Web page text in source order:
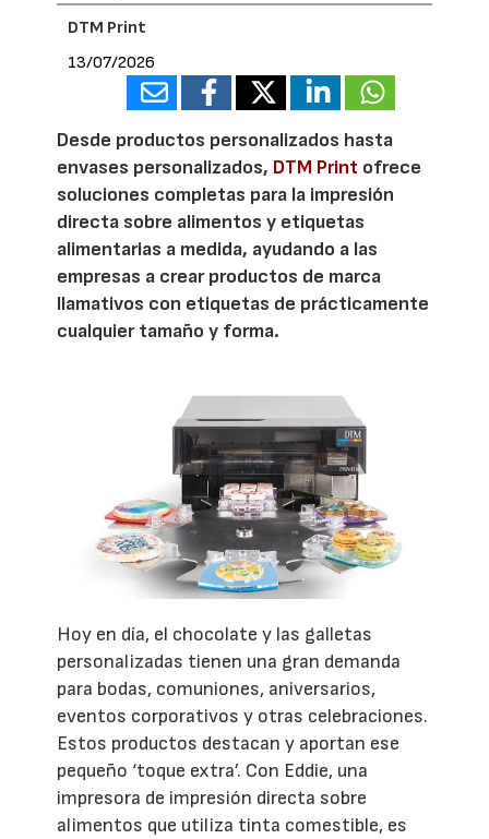
DTM Print
13/07/2026
Desde productos personalizados hasta
envases personalizados, DTM Print ofrece
soluciones completas para la impresión
directa sobre alimentos y etiquetas
alimentarias a medida, ayudando a las
empresas a crear productos de marca
llamativos con etiquetas de prácticamente
cualquier tamaño y forma.
Hoy en día, el chocolate y las galletas
personalizadas tienen una gran demanda
para bodas, comuniones, aniversarios,
eventos corporativos y otras celebraciones.
Estos productos destacan y aportan ese
pequeño ‘toque extra’. Con Eddie, una
impresora de impresión directa sobre
alimentos que utiliza tinta comestible, es